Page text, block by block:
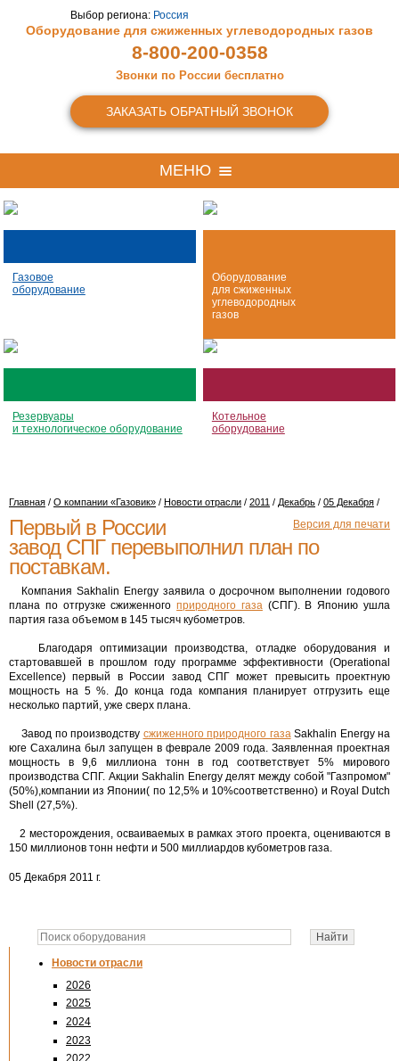
Выбор региона: Россия
Оборудование для сжиженных углеводородных газов
8-800-200-0358
Звонки по России бесплатно
ЗАКАЗАТЬ ОБРАТНЫЙ ЗВОНОК
МЕНЮ
Газовое
оборудование
Оборудование
для сжиженных
углеводородных
газов
Резервуары
и технологическое оборудование
Котельное
оборудование
Новости отрасли
2026
2025
2024
2023
Главная / О компании «Газовик» / Новости отрасли / 2011 / Декабрь / 05 Декабря /
Версия для печати
Первый в России
завод СПГ перевыполнил план по
поставкам.
Компания Sakhalin Energy заявила о досрочном выполнении годового
плана по отгрузке сжиженногоприродного газа (СПГ). В Японию ушла
партия газа объемом в 145 тысяч кубометров.
Благодаря оптимизации производства, отладке оборудования и
стартовавшей в прошлом году программе эффективности (Operational
Excellence) первый в России завод СПГ может превысить проектную
мощность на 5 %. До конца года компания планирует отгрузить еще
несколько партий, уже сверх плана.
Завод по производству сжиженного природного газаSakhalin Energy на
юге Сахалина был запущен в феврале 2009 года. Заявленная проектная
мощность в 9,6 миллиона тонн в год соответствует 5% мирового
производства СПГ. Акции Sakhalin Energy делят между собой "Газпромом"
(50%),компании из Японии( по 12,5% и 10%соответственно) и Royal Dutch
Shell (27,5%).
2 месторождения, осваиваемых в рамках этого проекта, оцениваются в
150 миллионов тонн нефти и 500 миллиардов кубометров газа.
05 Декабря 2011 г.